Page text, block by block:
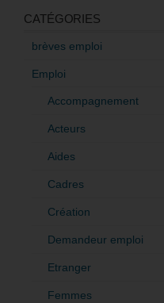
CATÉGORIES
brèves emploi
Emploi
Accompagnement
Acteurs
Aides
Cadres
Création
Demandeur emploi
Etranger
Femmes